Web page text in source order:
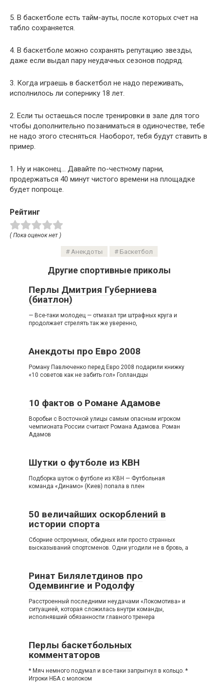
5. В баскетболе есть тайм-ауты, после которых счет на
табло сохраняется.
4. В баскетболе можно сохранять репутацию звезды,
даже если выдал пару неудачных сезонов подряд.
3. Когда играешь в баскетбол не надо переживать,
исполнилось ли сопернику 18 лет.
2. Если ты остаешься после тренировки в зале для того
чтобы дополнительно позаниматься в одиночестве, тебе
не надо этого стесняться. Наоборот, тебя будут ставить в
пример.
1. Ну и наконец… Давайте по-честному парни,
продержаться 40 минут чистого времени на площадке
будет попроще.
Рейтинг
( Пока оценок нет )
Анекдоты Баскетбол
Другие спортивные приколы
Перлы Дмитрия Губерниева
(биатлон)
— Все-таки молодец — отмахал три штрафных круга и
продолжает стрелять так же уверенно,
Анекдоты про Евро 2008
Роману Павлюченко перед Евро 2008 подарили книжку
«10 советов как не забить гол» Голландцы
10 фактов о Романе Адамове
Воробьи с Восточной улицы самым опасным игроком
чемпионата России считают Романа Адамова. Роман
Адамов
Шутки о футболе из КВН
Подборка шуток о футболе из КВН — Футбольная
команда «Динамо» (Киев) попала в плен
50 величайших оскорблений в
истории спорта
Сборние остроумных, обидных или просто странных
высказываний спортсменов. Одни угодили не в бровь, а
Ринат Билялетдинов про
Одемвингие и Родолфу
Расстроенный последними неудачами «Локомотива» и
ситуацией, которая сложилась внутри команды,
исполнявший обязанности главного тренера
Перлы баскетбольных
комментаторов
* Мяч немного подумал и все-таки запрыгнул в кольцо. *
Игроки НБА с молоком